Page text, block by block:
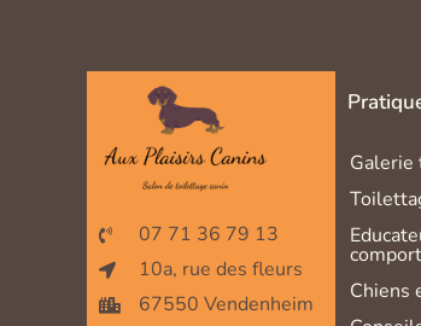
07 71 36 79 13
10a, rue des fleurs
67550 Vendenheim
Galerie
Chiens